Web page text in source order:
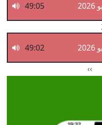
49:05
49:02
الصفحة التالية
››